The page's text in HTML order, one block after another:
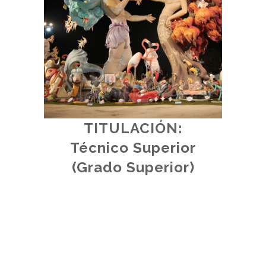
TITULACIÓN:
Técnico Superior
(Grado Superior)